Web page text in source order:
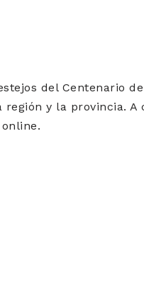
del Centenario
y la provincia.